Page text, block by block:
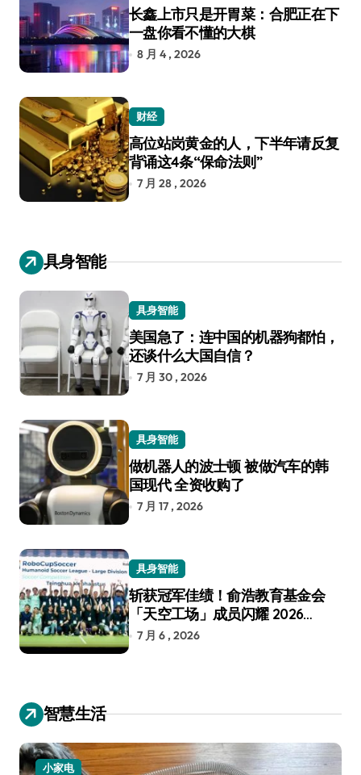
长鑫上市只是开胃菜：合肥正在下
一盘你看不懂的大棋
8 月 4 , 2026
财经
高位站岗黄金的人，下半年请反复
背诵这4条“保命法则”
7 月 28 , 2026
具身智能
具身智能
美国急了：连中国的机器狗都怕，
还谈什么大国自信？
7 月 30 , 2026
具身智能
做机器人的波士顿 被做汽车的韩
国现代 全资收购了
7 月 17 , 2026
具身智能
斩获冠军佳绩！俞浩教育基金会
「天空工场」成员闪耀 2026
RoboCup 机器人世界杯
7 月 6 , 2026
智慧生活
小家电